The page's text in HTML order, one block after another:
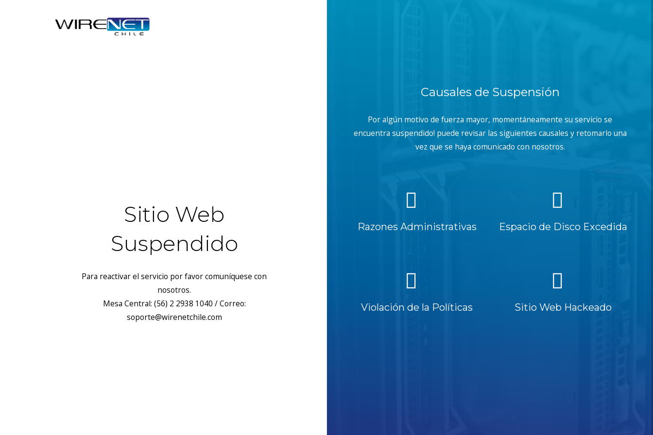
Sitio Web
Suspendido
Para reactivar el servicio por favor comuníquese con
nosotros.
Mesa Central: (56) 2 2938 1040 / Correo:
soporte@wirenetchile.com
Causales de Suspensión
Por algún motivo de fuerza mayor, momentáneamente su servicio se
encuentra suspendido! puede revisar las siguientes causales y retomarlo una
vez que se haya comunicado con nosotros.
Razones Administrativas Espacio de Disco Excedida
Violación de la Políticas Sitio Web Hackeado